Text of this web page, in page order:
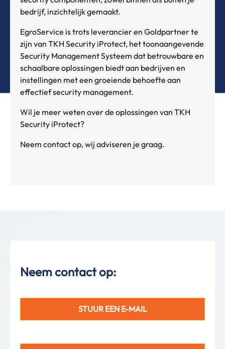
bedrijf, inzichtelijk gemaakt.
EgroService is trots leverancier en Goldpartner te
zijn van TKH Security iProtect, het toonaangevende
Security Management Systeem dat betrouwbare en
schaalbare oplossingen biedt aan bedrijven en
instellingen met een groeiende behoefte aan
effectief security management.
Wil je meer weten over de oplossingen van TKH
Security iProtect?
Neem contact op, wij adviseren je graag.
Neem contact op:
STUUR EEN E-MAIL